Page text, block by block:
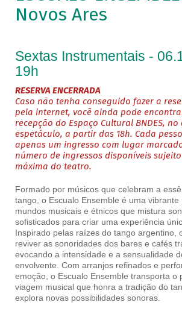
Novos Ares
Sextas Instrumentais -
19h
RESERVA ENCERRADA
Caso não tenha conseguido fazer a
pela internet, você ainda pode
recepção do Espaço Cultural BNDES, no
espetáculo, a partir das 18h. Cada
apenas um ingresso com lugar
número de ingressos disponíveis
máxima do teatro.
Formado por músicos que celebram a
tango, o Escualo Ensemble é uma
mundos musicais e étnicos que mistura
sofisticados para criar uma experiência
Inspirado pelas raízes do tango argentino,
reviver as sonoridades dos bares e cafés
evocando a intensidade e a sensualidade
envolvente. Com arranjos refinados e
emoção, o Escualo Ensemble transporta o
viagem musical que honra a tradição do
explora novas possibilidades sonoras.